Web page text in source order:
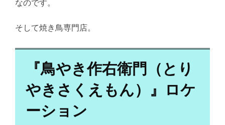
なのです。
そして焼き鳥専門店。
『鳥やき作右衛門（とり
やきさくえもん）』ロケ
ーション